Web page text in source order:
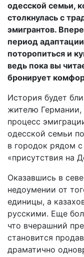
одесской семьи,
столкнулась с
эмигрантов.
период
поторопиться и
ведь пока вы
бронирует
История будет
жителю Германии,
процесс
одесской семьи
в городок рядом
«присутствия на
Оказавшись в
недоумении от
единицы, а
русскими. Еще
что вчерашний
становится
драматично